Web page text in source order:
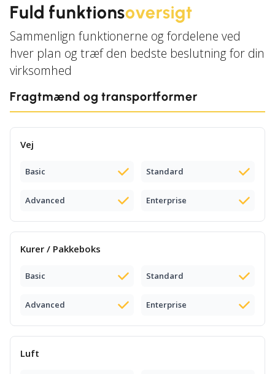
Fuld funktionsoversigt
Sammenlign funktionerne og fordelene ved
hver plan og træf den bedste beslutning for din
virksomhed
Fragtmænd og transportformer
Vej
Basic Standard
Advanced Enterprise
Kurer / Pakkeboks
Basic Standard
Advanced Enterprise
Luft